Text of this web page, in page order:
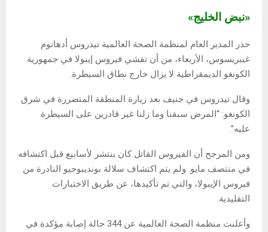
«نبض الخليج»
حذر المدير العام لمنظمة الصحة العالمية تيدروس أدهانوم
غيبريسوس، الأربعاء، من أن تفشي فيروس إيبولا في جمهورية
الكونغو الديمقراطية لا يزال خارج نطاق السيطرة.
وقال تيدروس في جنيف بعد زيارة المنطقة المتضررة في شرق
الكونغو: “المرض سبقنا وما زلنا غير قادرين على السيطرة
عليه”.
ومن المرجح أن الفيروس القاتل كان ينتشر لأسابيع قبل اكتشافه
في منتصف مايو. ولم يتم اكتشاف سلالة بونديبوجيو النادرة من
فيروس الإيبولا، والتي تم تأكيدها، عن طريق الاختبارات
التقليدية.
وأعلنت منظمة الصحة العالمية عن 344 حالة إصابة مؤكدة في